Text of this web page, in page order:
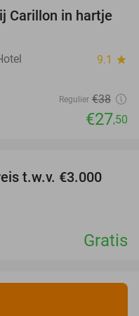
28%
Carillon in hartje
9.1 star
Regulier €38
€27,50
t.w.v. €3.000
Gratis